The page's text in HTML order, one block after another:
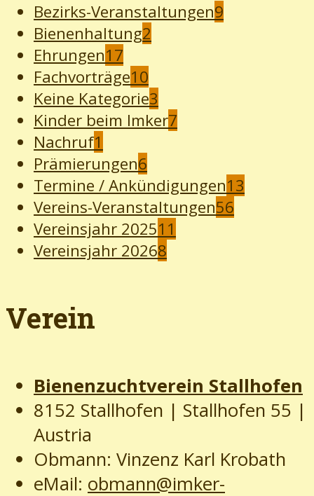
Bezirks-Veranstaltungen9
Bienenhaltung2
Ehrungen17
Fachvorträge10
Keine Kategorie3
Kinder beim Imker7
Nachruf1
Prämierungen6
Termine / Ankündigungen13
Vereins-Veranstaltungen56
Vereinsjahr 202511
Vereinsjahr 20268
Verein
Bienenzuchtverein Stallhofen
8152 Stallhofen | Stallhofen 55 |
Austria
Obmann: Vinzenz Karl Krobath
eMail: obmann@imker-